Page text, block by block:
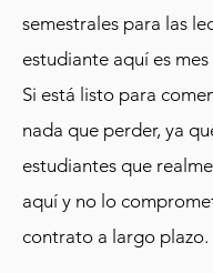
semestrales para las
estudiante aquí es mes
Si está listo para
nada que perder, ya
estudiantes que
aquí y no lo
contrato a largo plazo.